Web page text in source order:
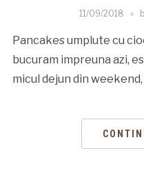
11/09/2018
Pancakes umplute cu
bucuram impreuna azi,
micul dejun din